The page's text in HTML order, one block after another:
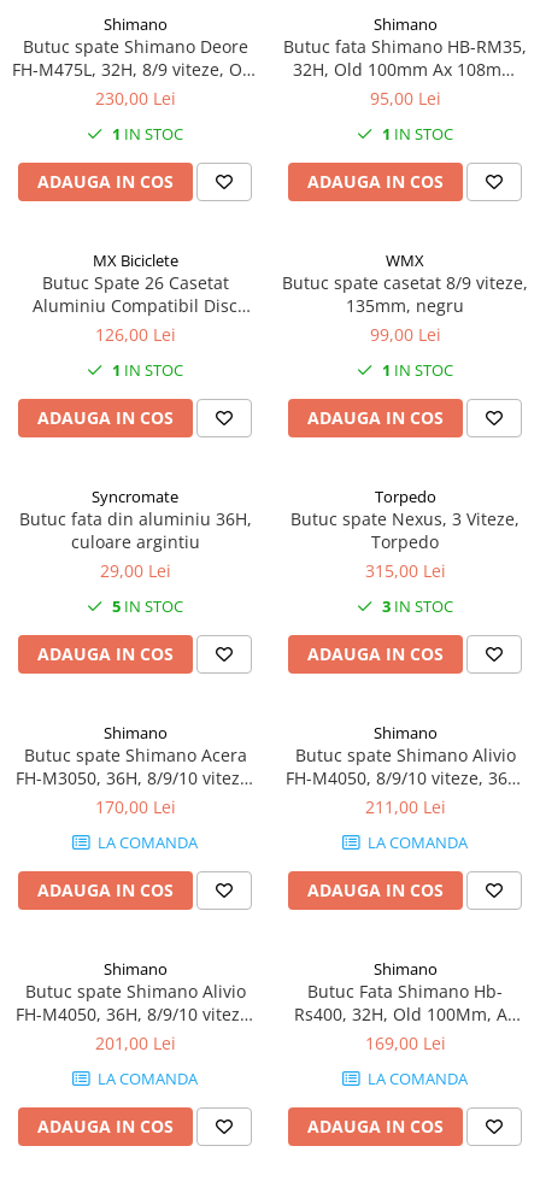
Placute frana trotinete
Protectii, huse si plastice trotinete
Roti trotinete electrice
12" - 12.5"
20"
26"
27"-27.5"
7"
700"
Protecții Camere
Vulcanizare
Pinioane Spate
Zale-Lant
Frâne pe Jantă
Furtune Frână
Manete Frână
Saboți
Set Cablu+Teaca
Sistem "R"
Teacă Cablu
Set Teacă+Cablu Schimbător
Teacă Cablu
Pipă Ghidon
Protecție Cadru
Ureche Schimbător
Șei
Pompe
Scaun Copii
Suporți Bidoane Apă
Clești
Cutii scule
Dispozitive de Tăiere
Dispozitive de îndreptare
Prese/Extractoare
Truse de Chei
Șurubelnițe si Bituri
Standuri
Shimano
Butuc spate Shimano Deore
FH-M475L, 32H, 8/9 viteze, Old
135mm, Ax 146mm, QR
suruburis, Shimano Logo,
culoare negru
230,00 Lei
1 IN STOC
ADAUGA IN COS
Shimano
Butuc fata Shimano HB-RM35,
32H, Old 100mm Ax 108mm
QR 133mm, pentru disc
pentru montura discului,
culoare negru
95,00 Lei
1 IN STOC
ADAUGA IN COS
MX Biciclete
Butuc Spate 26 Casetat
Aluminiu Compatibil Disc
Prindere Rapida Rulare
126,00 Lei
1 IN STOC
ADAUGA IN COS
WMX
Butuc spate casetat 8/9 viteze,
135mm, negru
99,00 Lei
1 IN STOC
ADAUGA IN COS
Syncromate
Butuc fata din aluminiu 36H,
culoare argintiu
29,00 Lei
5 IN STOC
ADAUGA IN COS
Torpedo
Butuc spate Nexus, 3 Viteze,
Torpedo
315,00 Lei
3 IN STOC
ADAUGA IN COS
Shimano
Butuc spate Shimano Acera
FH-M3050, 36H, 8/9/10 viteze,
Old 135mm, ax 146mm, QR
lock, fara protectie pentru
montura discului, culoare
negru
170,00 Lei
LA COMANDA
ADAUGA IN COS
Shimano
Butuc spate Shimano Alivio
FH-M4050, 8/9/10 viteze, 36H,
Old 135mm, ax 146mm, QR
lock, fara protectie pentru
montura discului, culoare
negru
211,00 Lei
LA COMANDA
ADAUGA IN COS
Shimano
Butuc spate Shimano Alivio
FH-M4050, 36H, 8/9/10 viteze,
Old 135mm, ax 146mm, QR
lock, fara protectie pentru
montura discului, culoare
negru
201,00 Lei
LA COMANDA
ADAUGA IN COS
Shimano
Butuc Fata Shimano Hb-
Rs400, 32H, Old 100Mm, Ax
108Mm, Qr 133Mm, Negru,
169,00 Lei
LA COMANDA
ADAUGA IN COS